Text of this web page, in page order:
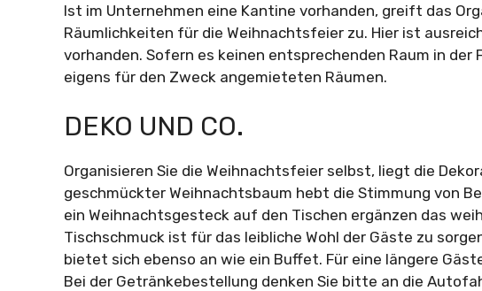
Ist im Unternehmen eine Kantine vorhanden, greift das
Räumlichkeiten für die Weihnachtsfeier zu. Hier ist
vorhanden. Sofern es keinen entsprechenden Raum in
eigens für den Zweck angemieteten Räumen.
DEKO UND CO.
Organisieren Sie die Weihnachtsfeier selbst, liegt die
geschmückter Weihnachtsbaum hebt die Stimmung von
ein Weihnachtsgesteck auf den Tischen ergänzen das
Tischschmuck ist für das leibliche Wohl der Gäste zu
bietet sich ebenso an wie ein Buffet. Für eine längere
Bei der Getränkebestellung denken Sie bitte an die